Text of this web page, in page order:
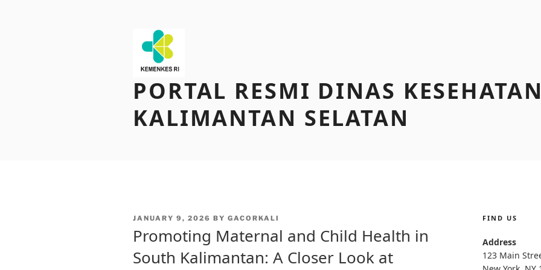
PORTAL RESMI DINAS KESEHATAN
KALIMANTAN SELATAN
POSTED
JANUARY 9, 2026 BY GACORKALI
Promoting Maternal and Child Health in
South Kalimantan: A Closer Look at
FIND US
Address
123 Main